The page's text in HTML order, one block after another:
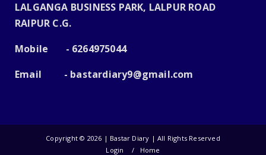
LALGANGA BUSINESS PARK, LALPUR ROAD
RAIPUR C.G.
Mobile - 6264975044
Email - bastardiary9@gmail.com
Copyright © 2026 | Bastar Diary | All Rights Reserved
Login
Home